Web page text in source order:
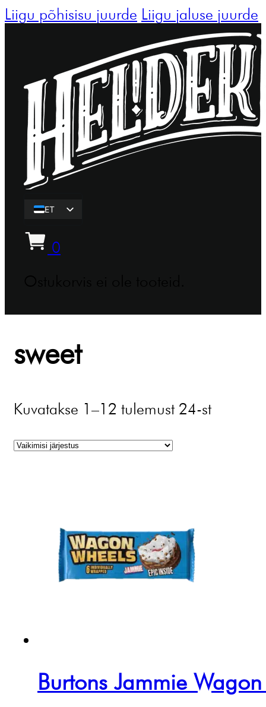
Liigu põhisisu juurde Liigu jaluse juurde
ET
0
sweet
Kuvatakse 1–12 tulemust 24-st
Burtons Jammie